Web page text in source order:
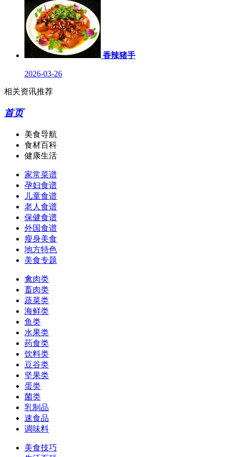
香辣猪手
2026-03-26
相关资讯推荐
首页
美食导航
食材百科
健康生活
家常菜谱
孕妇食谱
儿童食谱
老人食谱
保健食谱
外国食谱
瘦身美食
地方特色
美食专题
禽肉类
畜肉类
蔬菜类
海鲜类
鱼类
水果类
药食类
饮料类
豆谷类
坚果类
蛋类
菌类
乳制品
速食品
调味料
美食技巧